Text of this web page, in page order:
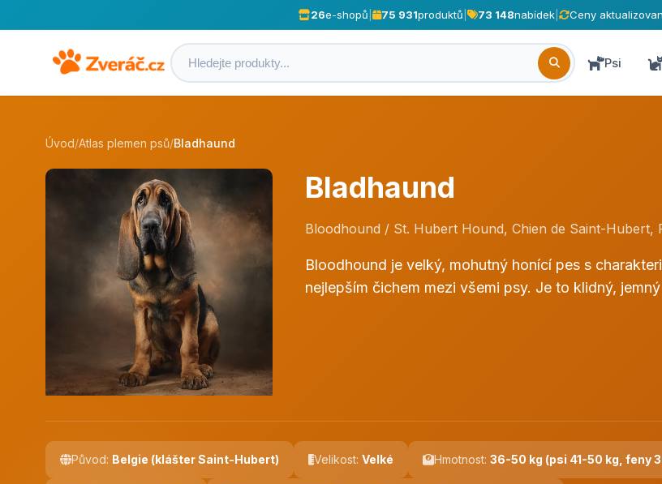
26e-shopů 75 931produktů 73 148nabídek| Ceny
Psi
Úvod/Atlas plemen psů/Bladhaund
Bladhaund
Bloodhound / St. Hubert Hound, Chien de Saint-Hubert,
Bloodhound je velký, mohutný honící pes s
nejlepším čichem mezi všemi psy. Je to klidný,
Původ: Belgie (klášter Saint-Hubert) Velikost: Velké Hmotnost: 36-50 kg (psi 41-50 kg, feny